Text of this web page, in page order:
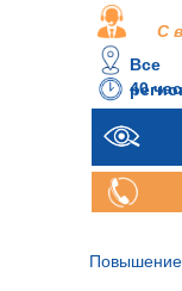
40
Все
С